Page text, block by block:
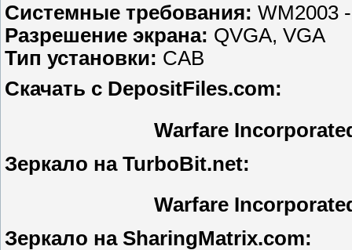
Системные требования: WM2003
Разрешение экрана: QVGA, VGA
Тип установки: CAB
Скачать с DepositFiles.com:
Warfare
Зеркало на TurboBit.net:
Warfare
Зеркало на SharingMatrix.com: